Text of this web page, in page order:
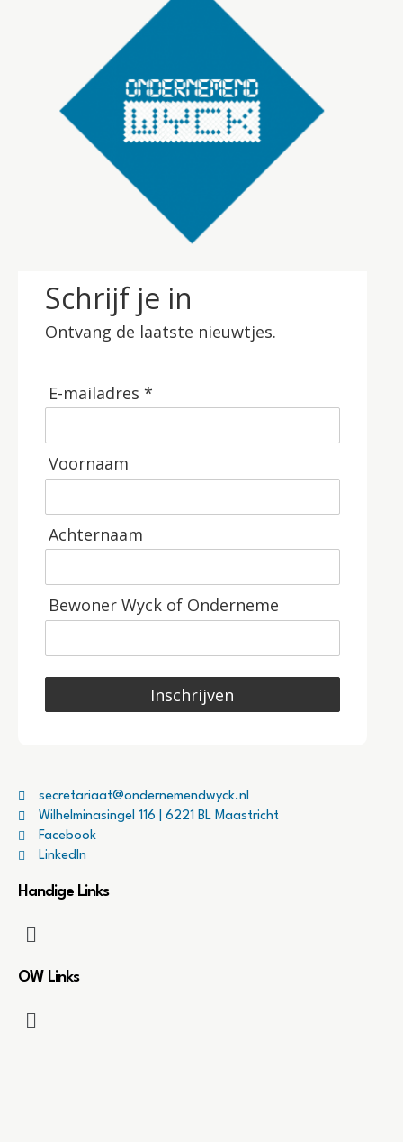
Schrijf je in
Ontvang de laatste nieuwtjes.
E-mailadres *
Voornaam
Achternaam
Bewoner Wyck of Onderneme
Inschrijven
secretariaat@ondernemendwyck.nl
Wilhelminasingel 116 | 6221 BL Maastricht
Facebook
LinkedIn
Handige Links
OW Links